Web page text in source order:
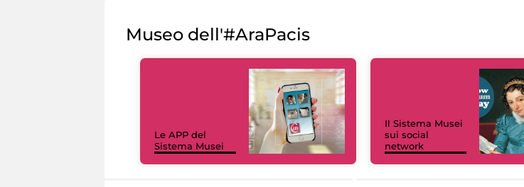
Museo dell'#AraPacis
Le APP del
Sistema Musei
Il Sistema Musei
sui social
network